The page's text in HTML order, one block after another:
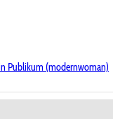
Publikum (modernwoman)